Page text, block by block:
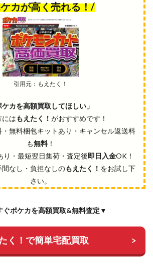
カが高く売れる！/
引用元：もえたく！
ケカを高額買取してほしい」
にはもえたく！ がおすすめです！
無料梱包キットあり・キャンセル返送料
も無料！
り・最短翌日集荷・査定後即日入金OK！
なし・負担なしのもえたく！ をお試し下
さい。
ぐポケカを高額買取&無料査定▼
く！で簡単宅配買取